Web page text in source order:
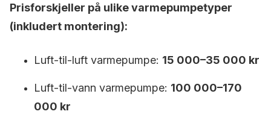
Prisforskjeller på ulike varmepumpetyper
(inkludert montering):
Luft-til-luft varmepumpe: 15 000–35 000 kr
Luft-til-vann varmepumpe: 100 000–170
000 kr